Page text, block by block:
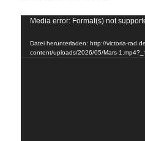
Video-
Media error: Format(s) not
Datei herunterladen: http://victoria-
content/uploads/2026/05/Mars-